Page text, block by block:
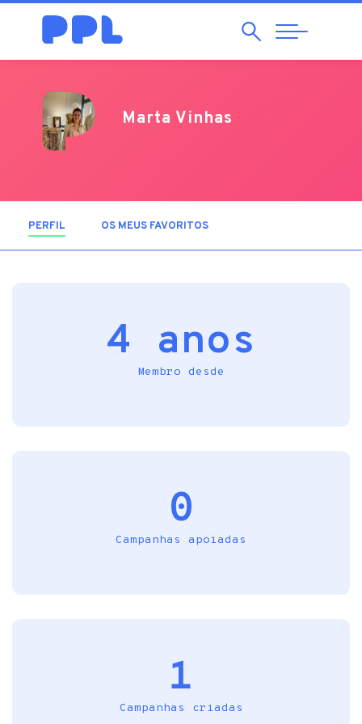
Pesquisar
Abrir
Navegação
Marta Vinhas
PERFIL (SEPARADOR ATIVO)
OS MEUS FAVORITOS
4 anos
Membro desde
0
Campanhas apoiadas
1
Campanhas criadas